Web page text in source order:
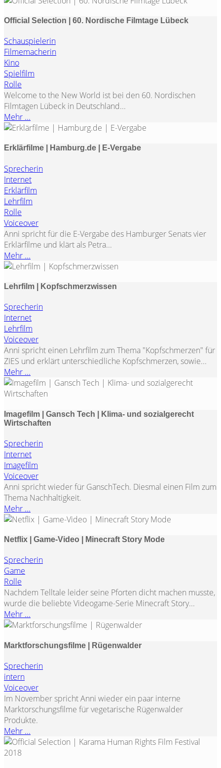
Official Selection | 60. Nordische Filmtage Lübeck
Schauspielerin
Filmemacherin
Kino
Spielfilm
Rolle
Welcome to the New World ist bei den 60. Nordischen
Filmtagen Lübeck in Deutschland...
Mehr ...
Erklärfilme | Hamburg.de | E-Vergabe
Sprecherin
Internet
Erklärfilm
Lehrfilm
Rolle
Voiceover
Anni spricht für die E-Vergabe des Hamburger Senats vier
Erklärfilme und klärt als Petra...
Mehr ...
Lehrfilm | Kopfschmerzwissen
Sprecherin
Internet
Lehrfilm
Voiceover
Anni spricht einen Lehrfilm zum Thema "Kopfschmerzen" für
ZIES und erklärt unterschiedliche Kopfschmerzen, sowie...
Mehr ...
Imagefilm | Gansch Tech | Klima- und sozialgerecht
Wirtschaften
Sprecherin
Internet
Imagefilm
Voiceover
Anni spricht wieder für GanschTech. Diesmal einen Film zum
Thema Nachhaltigkeit.
Mehr ...
Netflix | Game-Video | Minecraft Story Mode
Sprecherin
Game
Rolle
Nachdem Telltale leider seine Pforten dicht machen musste,
wurde die beliebte Videogame-Serie Minecraft Story...
Mehr ...
Marktforschungsfilme | Rügenwalder
Sprecherin
intern
Voiceover
Im November spricht Anni wieder ein paar interne
Marktorschungsfilme für vegetarische Rügenwalder
Produkte.
Mehr ...